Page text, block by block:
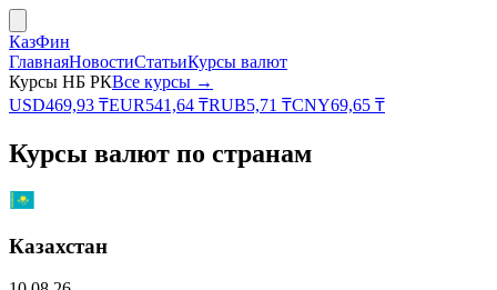
КазФин
ГлавнаяНовостиСтатьиКурсы валют
Курсы НБ РКВсе курсы →
USD469,93 ₸EUR541,64 ₸RUB5,71 ₸CNY69,65 ₸
Курсы валют по странам
Казахстан